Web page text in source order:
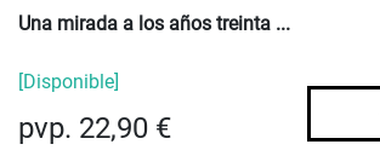
Una mirada a los años treinta ...
[Disponible]
pvp. 22,90 €